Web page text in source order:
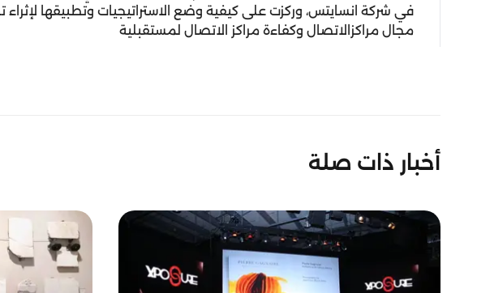
في شركة انسايتس، وركزت على كيفية وضع الاستراتيجيات وتطبيقها لإثراء
مجال مراكزالاتصال وكفاءة مراكز الاتصال لمستقبلية
أخبار ذات صلة